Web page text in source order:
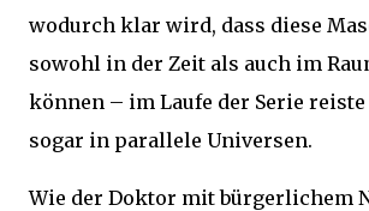
wodurch klar wird, dass diese
sowohl in der Zeit als auch im
können – im Laufe der Serie
sogar in parallele Universen.
Wie der Doktor mit bürgerlichem